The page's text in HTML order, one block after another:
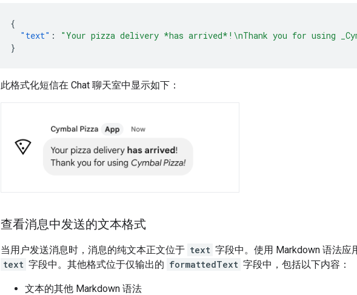
{
"text" :
"Your pizza delivery *has arrived*!\nThank you for using
}
此格式化短信在 Chat 聊天室中显示如下：
查看消息中发送的文本格式
当用户发送消息时，消息的纯文本正文位于 text 字段中。使用 Markdown 语法应
text 字段中。其他格式位于仅输出的 formattedText 字段中，包括以下内容：
文本的其他 Markdown 语法